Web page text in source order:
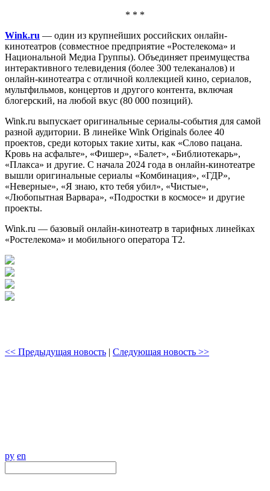
* * *
Wink.ru — один из крупнейших российских онлайн-
кинотеатров (совместное предприятие «Ростелекома» и
Национальной Медиа Группы). Объединяет преимущества
интерактивного телевидения (более 300 телеканалов) и
онлайн-кинотеатра с отличной коллекцией кино, сериалов,
мультфильмов, концертов и другого контента, включая
блогерский, на любой вкус (80 000 позиций).
Wink.ru выпускает оригинальные сериалы-события для самой
разной аудитории. В линейке Wink Originals более 40
проектов, среди которых такие хиты, как «Слово пацана.
Кровь на асфальте», «Фишер», «Балет», «Библиотекарь»,
«Плакса» и другие. С начала 2024 года в онлайн-кинотеатре
вышли оригинальные сериалы «Комбинация», «ГДР»,
«Неверные», «Я знаю, кто тебя убил», «Чистые»,
«Любопытная Варвара», «Подростки в космосе» и другие
проекты.
Wink.ru — базовый онлайн-кинотеатр в тарифных линейках
«Ростелекома» и мобильного оператора Т2.
<< Предыдущая новость | Следующая новость >>
ру en